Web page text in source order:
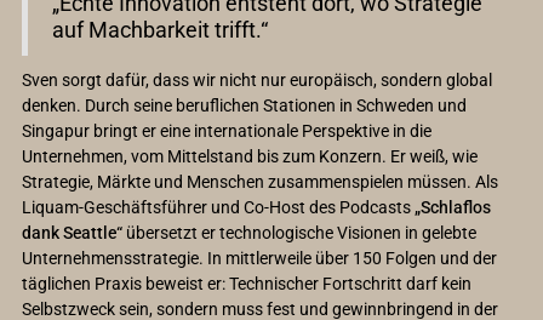
auf Machbarkeit trifft.“
Sven sorgt dafür, dass wir nicht nur europäisch, sondern global
denken. Durch seine beruflichen Stationen in Schweden und
Singapur bringt er eine internationale Perspektive in die
Unternehmen, vom Mittelstand bis zum Konzern. Er weiß, wie
Strategie, Märkte und Menschen zusammenspielen müssen. Als
Liquam-Geschäftsführer und Co-Host des Podcasts „Schlaflos
dank Seattle“ übersetzt er technologische Visionen in gelebte
Unternehmensstrategie. In mittlerweile über 150 Folgen und der
täglichen Praxis beweist er: Technischer Fortschritt darf kein
Selbstzweck sein, sondern muss fest und gewinnbringend in der